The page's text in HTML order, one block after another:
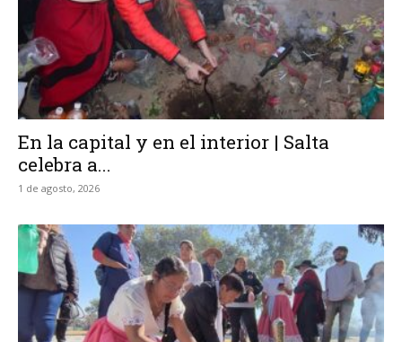
En la capital y en el interior | Salta
celebra a...
1 de agosto, 2026